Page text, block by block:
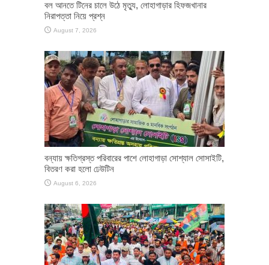
বল আনতে টিনের চালে উঠে মৃত্যু, লোহাগাড়ার হিফজখানার
নিরাপত্তা নিয়ে প্রশ্ন
August 7, 2026
বন্যায় ক্ষতিগ্রস্ত পরিবারের পাশে লোহাগাড়া সোশ্যাল সোসাইটি,
বিতরণ করা হলো ঢেউটিন
August 6, 2026